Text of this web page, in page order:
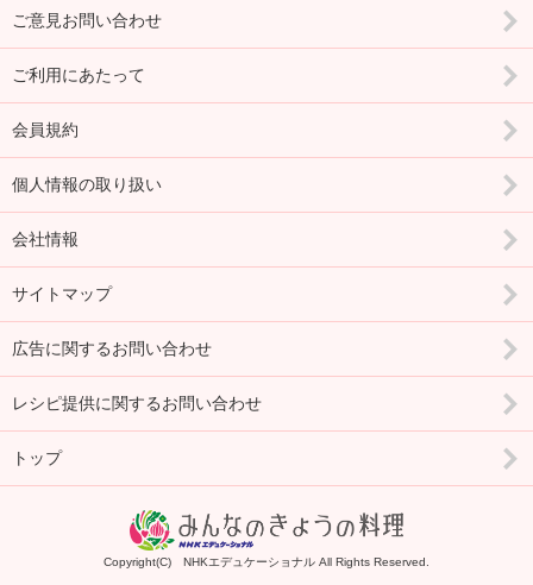
ご意見お問い合わせ
ご利用にあたって
会員規約
個人情報の取り扱い
会社情報
サイトマップ
広告に関するお問い合わせ
レシピ提供に関するお問い合わせ
トップ
Copyright(C) NHKエデュケーショナル All Rights Reserved.